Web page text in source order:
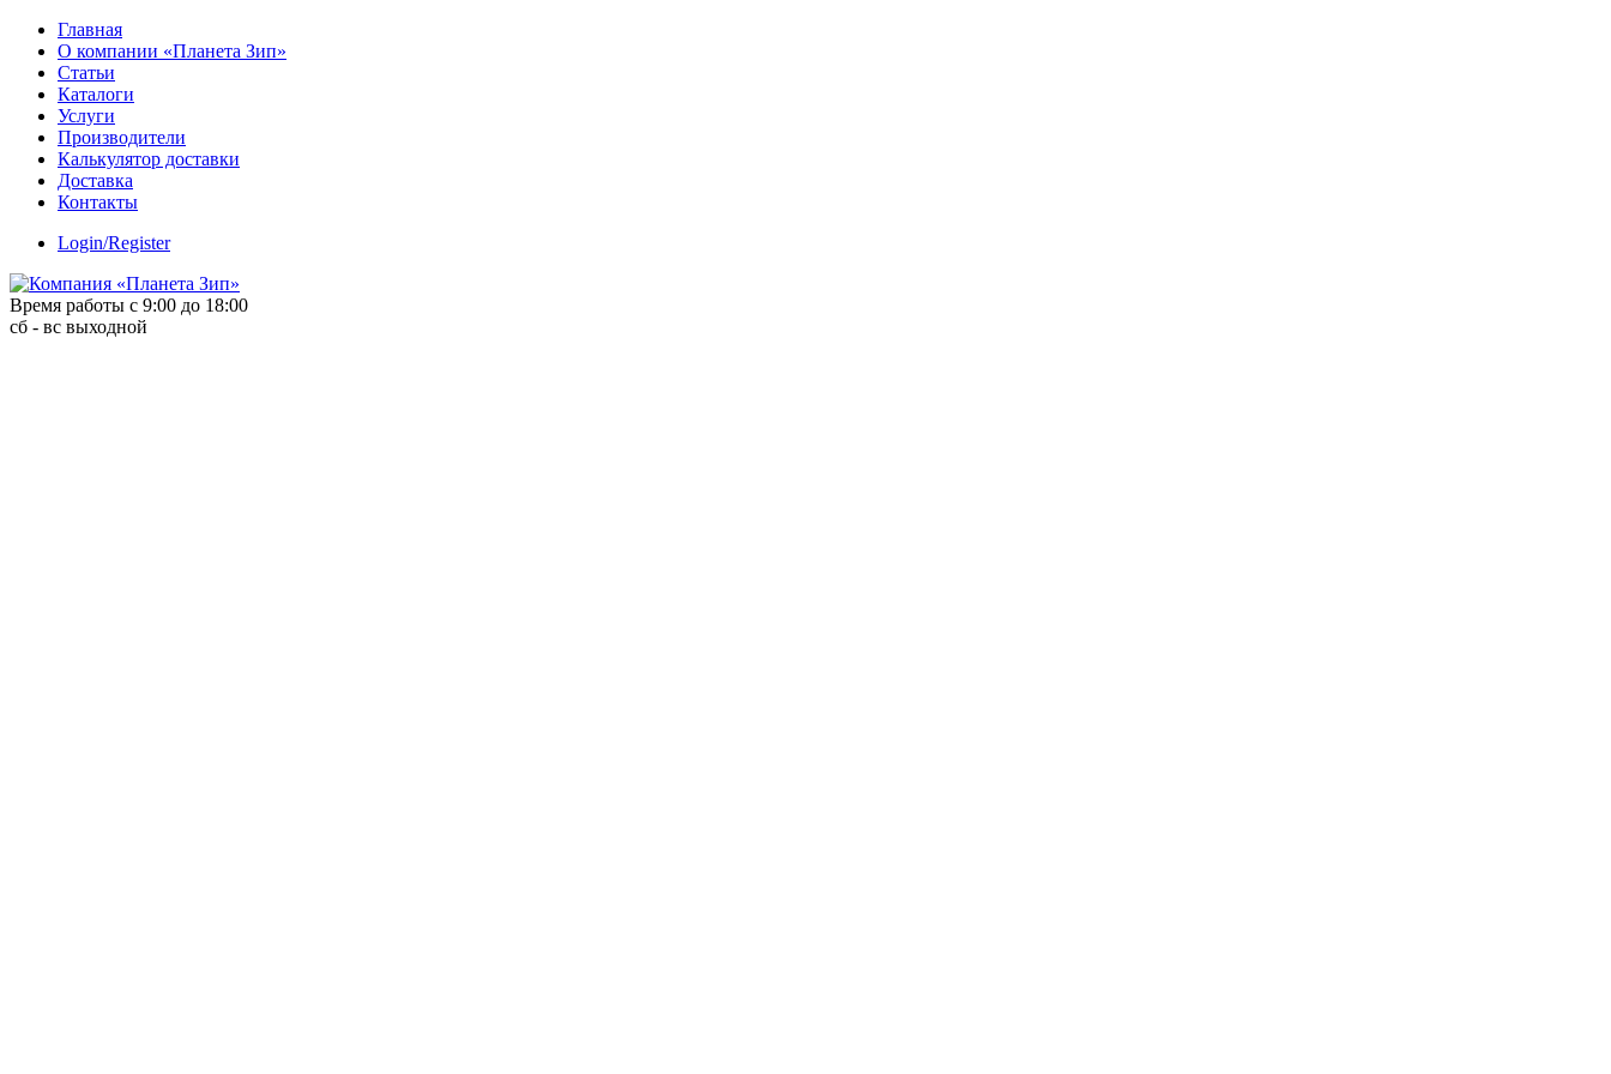
Skip
content
Главная
О компании «Планета Зип»
Статьи
Каталоги
Услуги
Производители
Калькулятор доставки
Доставка
Контакты
Login/Register
Время работы с 9:00 до 18:00
сб - вс выходной